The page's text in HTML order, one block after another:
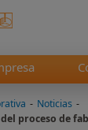
- Noticias -
proceso de